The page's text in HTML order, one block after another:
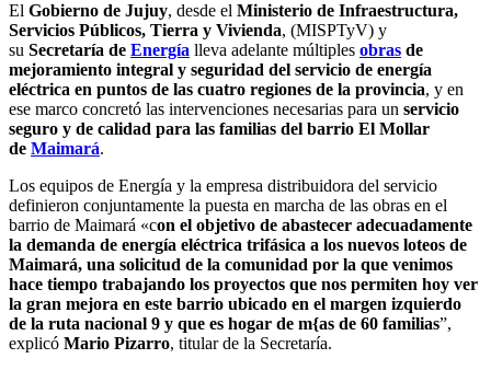
El Gobierno de Jujuy, desde el Ministerio de Infraestructura,
Servicios Públicos, Tierra y Vivienda, (MISPTyV) y
su Secretaría de Energía lleva adelante múltiples obras de
mejoramiento integral y seguridad del servicio de energía
eléctrica en puntos de las cuatro regiones de la provincia, y en
ese marco concretó las intervenciones necesarias para un servicio
seguro y de calidad para las familias del barrio El Mollar
de Maimará.
Los equipos de Energía y la empresa distribuidora del servicio
definieron conjuntamente la puesta en marcha de las obras en el
barrio de Maimará «con el objetivo de abastecer adecuadamente
la demanda de energía eléctrica trifásica a los nuevos loteos de
Maimará, una solicitud de la comunidad por la que venimos
hace tiempo trabajando los proyectos que nos permiten hoy ver
la gran mejora en este barrio ubicado en el margen izquierdo
de la ruta nacional 9 y que es hogar de m{as de 60 familias”,
explicó Mario Pizarro, titular de la Secretaría.